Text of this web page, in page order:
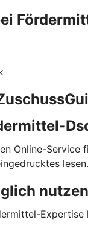
Online-Service
nutzen